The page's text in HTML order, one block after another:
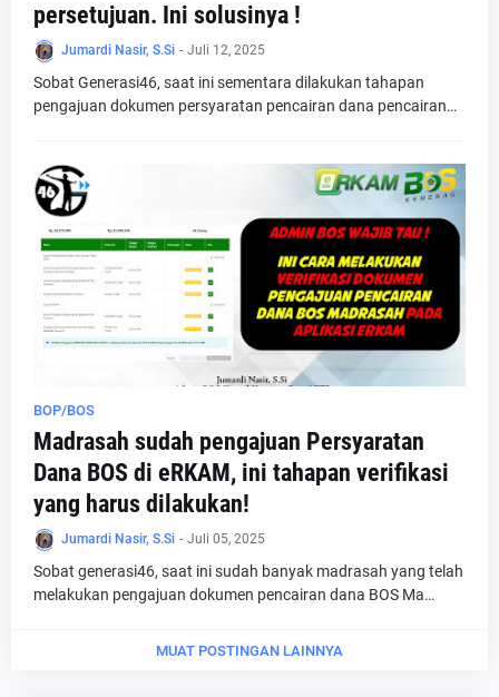
persetujuan. Ini solusinya !
Jumardi Nasir, S.Si - Juli 12, 2025
Sobat Generasi46, saat ini sementara dilakukan tahapan
pengajuan dokumen persyaratan pencairan dana pencairan…
BOP/BOS
Madrasah sudah pengajuan Persyaratan
Dana BOS di eRKAM, ini tahapan verifikasi
yang harus dilakukan!
Jumardi Nasir, S.Si - Juli 05, 2025
Sobat generasi46, saat ini sudah banyak madrasah yang telah
melakukan pengajuan dokumen pencairan dana BOS Ma…
MUAT POSTINGAN LAINNYA